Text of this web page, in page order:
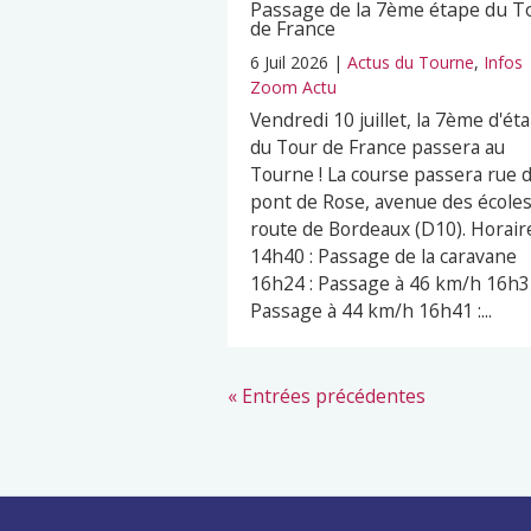
Passage de la 7ème étape du
de France
6 Juil 2026 | Actus du Tourne, Infos
Zoom Actu
Vendredi 10 juillet, la 7ème
du Tour de France passera au
Tourne ! La course passera rue
pont de Rose, avenue des
route de Bordeaux (D10).
14h40 : Passage de la caravane
16h24 : Passage à 46 km/h
Passage à 44 km/h 16h41 :...
« Entrées précédentes